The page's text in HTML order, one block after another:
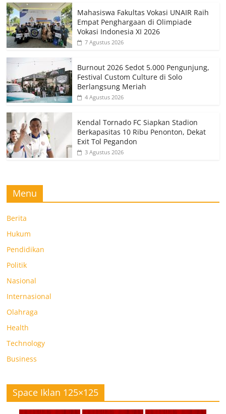
Mahasiswa Fakultas Vokasi UNAIR Raih
Empat Penghargaan di Olimpiade
Vokasi Indonesia XI 2026
7 Agustus 2026
Burnout 2026 Sedot 5.000 Pengunjung,
Festival Custom Culture di Solo
Berlangsung Meriah
4 Agustus 2026
Kendal Tornado FC Siapkan Stadion
Berkapasitas 10 Ribu Penonton, Dekat
Exit Tol Pegandon
3 Agustus 2026
Menu
Berita
Hukum
Pendidikan
Politik
Nasional
Internasional
Olahraga
Health
Technology
Business
Space Iklan 125×125